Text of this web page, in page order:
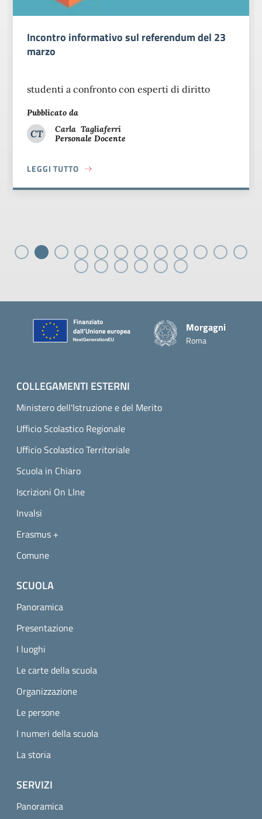
Incontro informativo sul referendum del 23
marzo
studenti a confronto con esperti di diritto
Pubblicato da
CT
Carla Tagliaferri
Carla Tagliaferri
Personale Docente
LEGGI TUTTO
ABOUT INCONTRO INFORMATIVO SUL REFERENDUM DEL
Piè di pagina
Morgagni
Roma
COLLEGAMENTI ESTERNI
Ministero dell'Istruzione e del Merito
Ufficio Scolastico Regionale
Ufficio Scolastico Territoriale
Scuola in Chiaro
Iscrizioni On LIne
Invalsi
Erasmus +
Comune
SCUOLA
Panoramica
Presentazione
I luoghi
Le carte della scuola
Organizzazione
Le persone
I numeri della scuola
La storia
SERVIZI
Panoramica